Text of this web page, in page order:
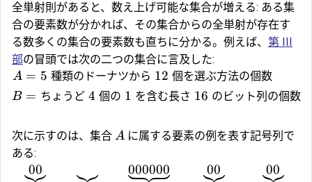
全単射則があると、数え上げ可能な集合が増える: ある集
合の要素数が分かれば、その集合からの全単射が存在す
る数多くの集合の要素数も直ちに分かる。例えば、 第 III
部の冒頭では次の二つの集合に言及した:
A
B
= 5 種類のドーナツから 12 個を選ぶ方法の個数
= ちょうど4 個の 1 を含む長さ 16 のビット列の個数
次に示すのは、集合 A に属する要素の例を表す記号列で
ある:
00 000000 00 00